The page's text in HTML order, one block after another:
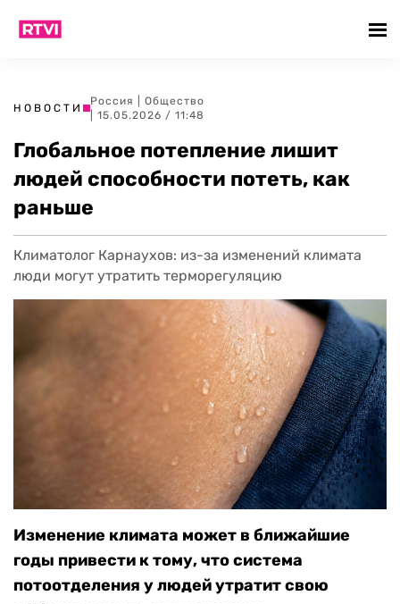
НОВОСТИ
Россия
Общество
| 15.05.2026 / 11:48
Глобальное потепление лишит
людей способности потеть, как
раньше
Климатолог Карнаухов: из-за изменений климата
люди могут утратить терморегуляцию
Изменение климата может в ближайшие
годы привести к тому, что система
потоотделения у людей утратит свою